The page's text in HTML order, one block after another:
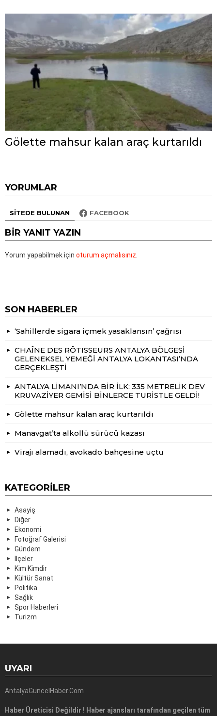
Gölette mahsur kalan araç kurtarıldı
YORUMLAR
SITEDE BULUNAN FACEBOOK
BIR YANIT YAZIN
Yorum yapabilmek için oturum açmalısınız
SON HABERLER
‘Sahillerde sigara içmek yasaklansın’ çağrısı
CHAÎNE DES RÔTISSEURS ANTALYA BÖLGESİ
GELENEKSEL YEMEĞİ ANTALYA LOKANTASI’NDA
GERÇEKLEŞTİ
ANTALYA LİMANI’NDA BİR İLK: 335 METRELİK DEV
KRUVAZİYER GEMİSİ BİNLERCE TURİSTLE GELDİ!
Gölette mahsur kalan araç kurtarıldı
Manavgat’ta alkollü sürücü kazası
Virajı alamadı, avokado bahçesine uçtu
KATEGORILER
Asayiş
Diğer
Ekonomi
Fotoğraf Galerisi
Gündem
İlçeler
Kim Kimdir
Kültür Sanat
Politika
Sağlık
Spor Haberleri
Turizm
UYARI
AntalyaGuncelHaber.Com
Haber Üreticisi Değildir ! Haber ajansları tarafından geçilen tüm